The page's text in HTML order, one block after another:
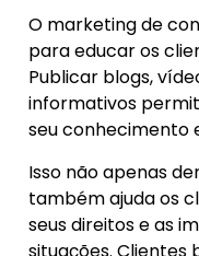
O marketing de
para educar os
Publicar blogs,
informativos
seu conhecimento
Isso não apenas
também ajuda os
seus direitos e as
situações.